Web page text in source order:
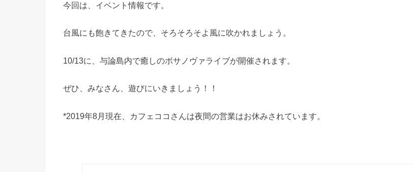
今回は、イベント情報です。
台風にも飽きてきたので、そろそろそよ風に吹かれましょう。
10/13に、与論島内で癒しのボサノヴァライブが開催されます。
ぜひ、みなさん、遊びにいきましょう！！
*2019年8月現在、カフェココさんは夜間の営業はお休みされています。